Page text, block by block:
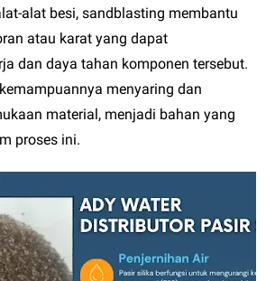
alat besi, sandblasting membantu
atau karat yang dapat
dan daya tahan komponen tersebut.
menyaring dan
material, menjadi bahan yang
proses ini.